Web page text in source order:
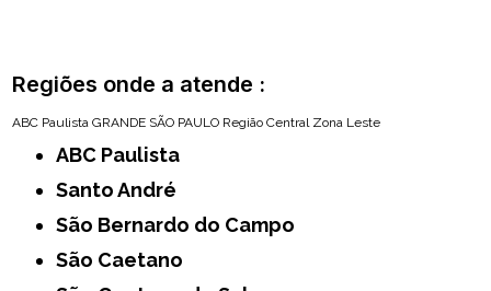
Regiões onde a atende :
ABC Paulista GRANDE SÃO PAULO Região Central Zona Leste
ABC Paulista
Santo André
São Bernardo do Campo
São Caetano